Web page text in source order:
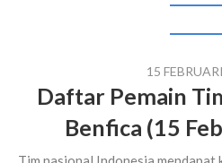
15
Daftar Pemain
Benfica (15